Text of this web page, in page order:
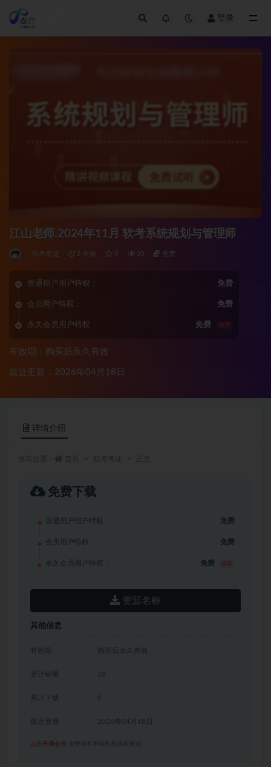
登录
江山老师.2024年11月 软考系统规划与管理师
软考考证 2 年前 0 30 免费
普通用户用户特权： 免费
会员用户特权： 免费
永久会员用户特权： 免费 推荐
有效期：购买后永久有效
最近更新：2026年04月18日
详情介绍
免费下载
普通用户用户特权： 免费
会员用户特权： 免费
永久会员用户特权： 免费
资源名称
其他信息
有效期 购买后永久有效
累计销量 28
累计下载 9
2026年04月18日
点击开通会员 免费享有本站所有课程资源